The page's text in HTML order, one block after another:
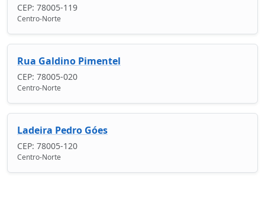
CEP: 78005-119
Centro-Norte
Rua Galdino Pimentel
CEP: 78005-020
Centro-Norte
Ladeira Pedro Góes
CEP: 78005-120
Centro-Norte